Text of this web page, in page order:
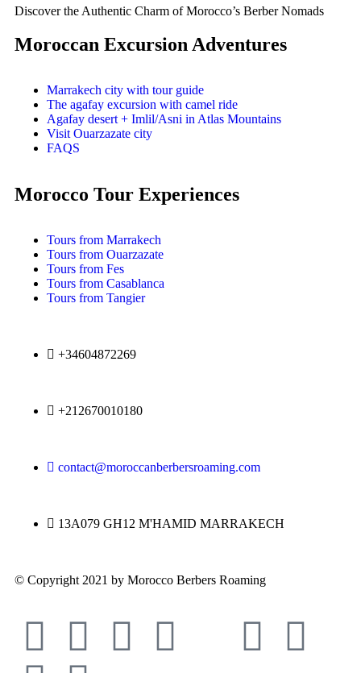
Discover the Authentic Charm of Morocco’s Berber Nomads
Moroccan Excursion Adventures
Marrakech city with tour guide
The agafay excursion with camel ride
Agafay desert + Imlil/Asni in Atlas Mountains
Visit Ouarzazate city
FAQS
Morocco Tour Experiences
Tours from Marrakech
Tours from Ouarzazate
Tours from Fes
Tours from Casablanca
Tours from Tangier
+34604872269
+212670010180
contact@moroccanberbersroaming.com
13A079 GH12 M'HAMID MARRAKECH
© Copyright 2021 by Morocco Berbers Roaming